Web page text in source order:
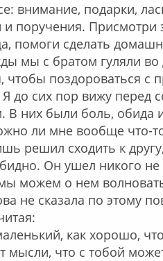
внимание, подарки,
поручения. Присмотри
помоги сделать
мы с братом гуляли во
чтобы поздороваться с
до сих пор вижу перед
В них были боль, обида
ли мне вообще что-
решил сходить к
Он ушел никого
можем о нем
не сказала по этому
как хорошо,
мысли, что с тобой